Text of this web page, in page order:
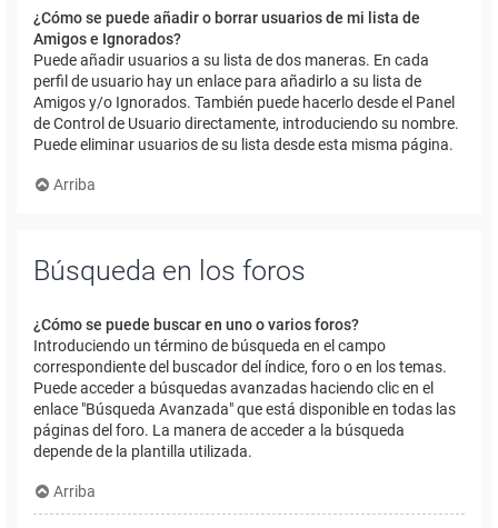
¿Cómo se puede añadir o borrar usuarios de mi lista de
Amigos e Ignorados?
Puede añadir usuarios a su lista de dos maneras. En cada
perfil de usuario hay un enlace para añadirlo a su lista de
Amigos y/o Ignorados. También puede hacerlo desde el Panel
de Control de Usuario directamente, introduciendo su nombre.
Puede eliminar usuarios de su lista desde esta misma página.
Arriba
Búsqueda en los foros
¿Cómo se puede buscar en uno o varios foros?
Introduciendo un término de búsqueda en el campo
correspondiente del buscador del índice, foro o en los temas.
Puede acceder a búsquedas avanzadas haciendo clic en el
enlace "Búsqueda Avanzada" que está disponible en todas las
páginas del foro. La manera de acceder a la búsqueda
depende de la plantilla utilizada.
Arriba